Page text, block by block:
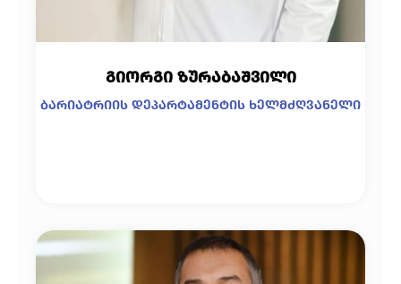
გიორგი ზურაბაშვილი
ბარიატრიის დეპარტამენტის ხელმძღვანელი